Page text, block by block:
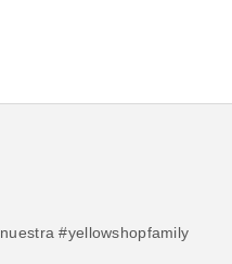
#yellowshopfamily